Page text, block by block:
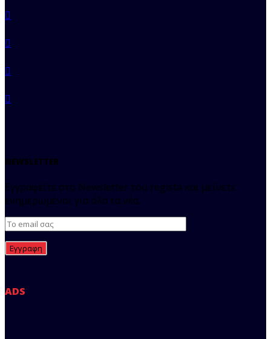
NEWSLETTER
Εγγραφείτε στο Newsletter του regista και μείνετε
ενημερωμένοι για όλα τα νέα.
ADS